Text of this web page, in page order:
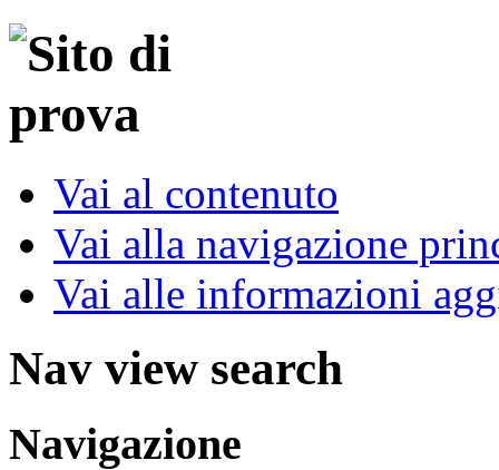
Vai al contenuto
Vai alla navigazione
Vai alle informazioni
Nav view search
Navigazione